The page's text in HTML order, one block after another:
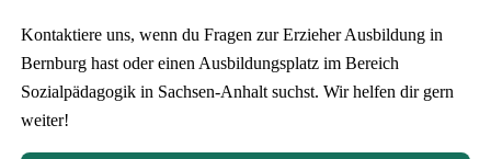
Kontaktiere uns, wenn du Fragen zur Erzieher Ausbildung in
Bernburg hast oder einen Ausbildungsplatz im Bereich
Sozialpädagogik in Sachsen-Anhalt suchst. Wir helfen dir gern
weiter!